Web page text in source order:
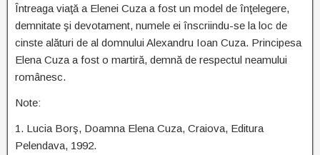
Întreaga viaţă a Elenei Cuza a fost un model de înţelegere,
demnitate şi devotament, numele ei înscriindu-se la loc de
cinste alături de al domnului Alexandru Ioan Cuza. Principesa
Elena Cuza a fost o martiră, demnă de respectul neamului
românesc.
Note:
1. Lucia Borş, Doamna Elena Cuza, Craiova, Editura
Pelendava, 1992.